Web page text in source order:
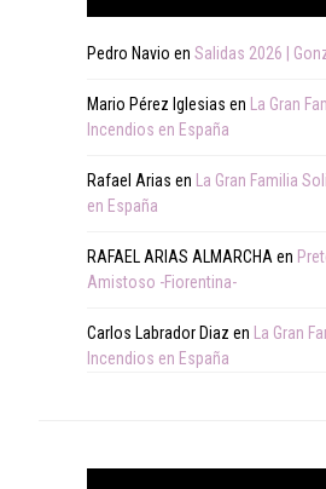
Pedro Navio en Salidas 2026 |
Mario Pérez Iglesias en
La Gran
Incendios en España
Rafael Arias en
La Gran Familia
en España
RAFAEL ARIAS ALMARCHA en
Amistoso -Fiorentina-
Carlos Labrador Diaz en
La Gran
Incendios en España